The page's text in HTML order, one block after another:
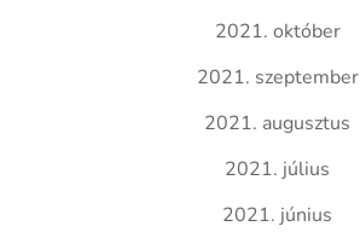
2021. október
2021. szeptember
2021. augusztus
2021. július
2021. június